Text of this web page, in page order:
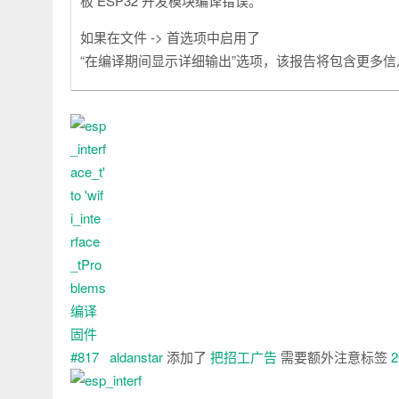
如果在文件 -> 首选项中启用了
“在编译期间显示详细输出”选项，该报告将包含更多信
aldanstar添加了 把招工广告 需要额外注意标签